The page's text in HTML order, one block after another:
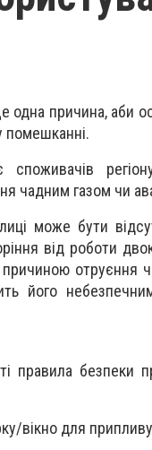
одна причина, аби
помешканні.
споживачів
чадним газом чи
може бути
від роботи
отруєння
його
правила безпеки
вікно для